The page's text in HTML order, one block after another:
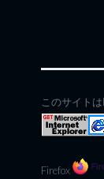
このサイト
Firefox